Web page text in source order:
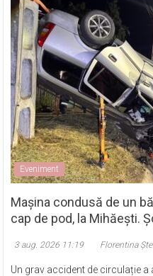
Eveniment
Mașina condusă de un
cap de pod, la Mihăești.
3 aug. 2026 11:19 Florentina
Un grav accident de circulație